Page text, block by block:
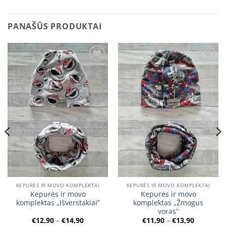
PANAŠŪS PRODUKTAI
Add to
wishlist
KEPURĖS IR MOVO KOMPLEKTAI
Kepurės ir movo
komplektas „Išverstakiai”
€12,90 – €14,90Price
Add to
wishlist
KEPURĖS IR MOVO KOMPLEKTAI
Kepurės ir movo
komplektas „Žmogus
voras”
€11,90 – €13,90Price